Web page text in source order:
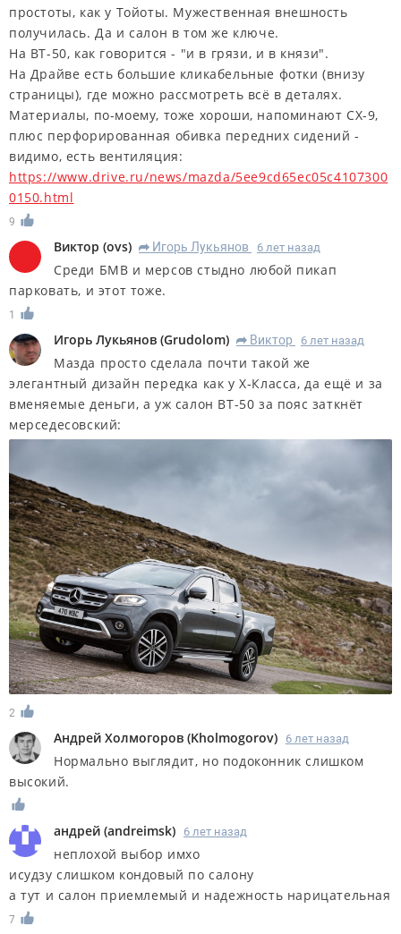
простоты, как у Тойоты. Мужественная внешность
получилась. Да и салон в том же ключе.
На ВТ-50, как говорится - "и в грязи, и в князи".
На Драйве есть большие кликабельные фотки (внизу
страницы), где можно рассмотреть всё в деталях.
Материалы, по-моему, тоже хороши, напоминают СХ-9,
плюс перфорированная обивка передних сидений -
видимо, есть вентиляция:
https://www.drive.ru/news/mazda/5ee9cd65ec05c4107300
0150.html
9
Виктор (ovs) R Игорь Лукьянов 6 лет назад
Среди БМВ и мерсов стыдно любой пикап
парковать, и этот тоже.
1
Игорь Лукьянов (Grudolom) R Виктор 6 лет назад
Мазда просто сделала почти такой же
элегантный дизайн передка как у Х-Класса, да ещё и за
вменяемые деньги, а уж салон ВТ-50 за пояс заткнёт
мерседесовский:
2
Андрей Холмогоров (Kholmogorov) 6 лет назад
Нормально выглядит, но подоконник слишком
высокий.
андрей (andreimsk) 6 лет назад
неплохой выбор имхо
исудзу слишком кондовый по салону
а тут и салон приемлемый и надежность нарицательная
7